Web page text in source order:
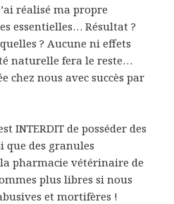
réalisé ma propre
essentielles… Résultat ?
? Aucune ni effets
naturelle fera le reste…
chez nous avec succès par
INTERDIT de posséder des
que des granules
pharmacie vétérinaire de
plus libres si nous
et mortifères !